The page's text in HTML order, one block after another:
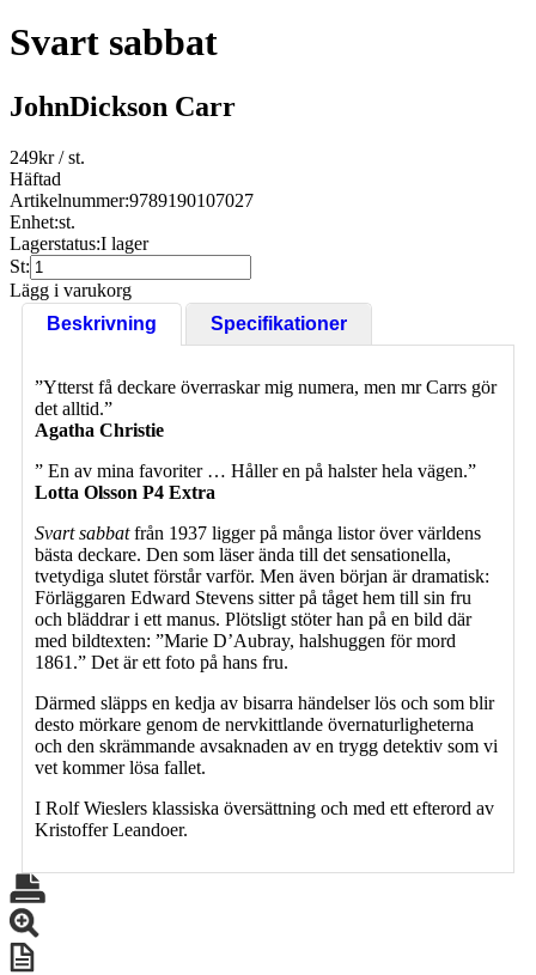
Svart sabbat
JohnDickson Carr
249kr/ st.
Häftad
Artikelnummer:9789190107027
Enhet:st.
Lagerstatus:I lager
St:
Lägg i varukorg
Beskrivning
Specifikationer
”Ytterst få deckare överraskar mig numera, men mr Carrs gör
det alltid.”
Agatha Christie
” En av mina favoriter … Håller en på halster hela vägen.”
Lotta Olsson P4 Extra
Svart sabbatfrån 1937 ligger på många listor över världens
bästa deckare. Den som läser ända till det sensationella,
tvetydiga slutet förstår varför. Men även början är dramatisk:
Förläggaren Edward Stevens sitter på tåget hem till sin fru
och bläddrar i ett manus. Plötsligt stöter han på en bild där
med bildtexten: ”Marie D’Aubray, halshuggen för mord
1861.” Det är ett foto på hans fru.
Därmed släpps en kedja av bisarra händelser lös och som blir
desto mörkare genom de nervkittlande övernaturligheterna
och den skrämmande avsaknaden av en trygg detektiv som vi
vet kommer lösa fallet.
I Rolf Wieslers klassiska översättning och med ett efterord av
Kristoffer Leandoer.